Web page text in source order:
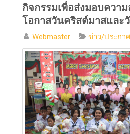
กิจกรรมเพื่อส่งมอบควา
โอกาสวันคริสต์มาสและ
Webmaster ข่าว/ประกา